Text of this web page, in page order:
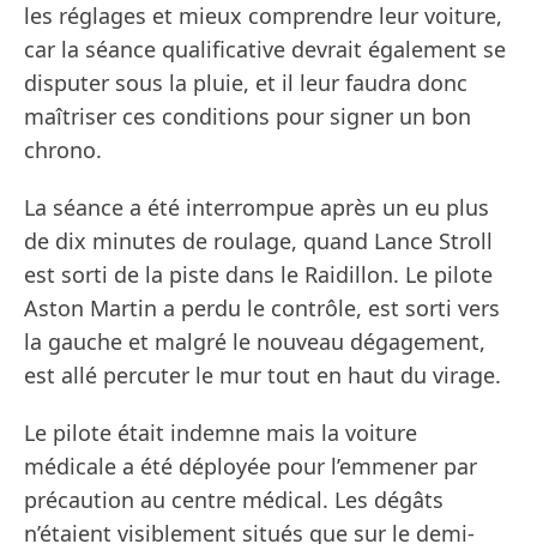
les réglages et mieux comprendre leur voiture,
car la séance qualificative devrait également se
disputer sous la pluie, et il leur faudra donc
maîtriser ces conditions pour signer un bon
chrono.
La séance a été interrompue après un eu plus
de dix minutes de roulage, quand Lance Stroll
est sorti de la piste dans le Raidillon. Le pilote
Aston Martin a perdu le contrôle, est sorti vers
la gauche et malgré le nouveau dégagement,
est allé percuter le mur tout en haut du virage.
Le pilote était indemne mais la voiture
médicale a été déployée pour l’emmener par
précaution au centre médical. Les dégâts
n’étaient visiblement situés que sur le demi-